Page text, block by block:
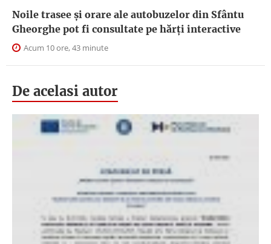
Noile trasee și orare ale autobuzelor din Sfântu
Gheorghe pot fi consultate pe hărți interactive
Acum 10 ore, 43 minute
De acelasi autor